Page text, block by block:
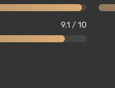
9.1 / 10